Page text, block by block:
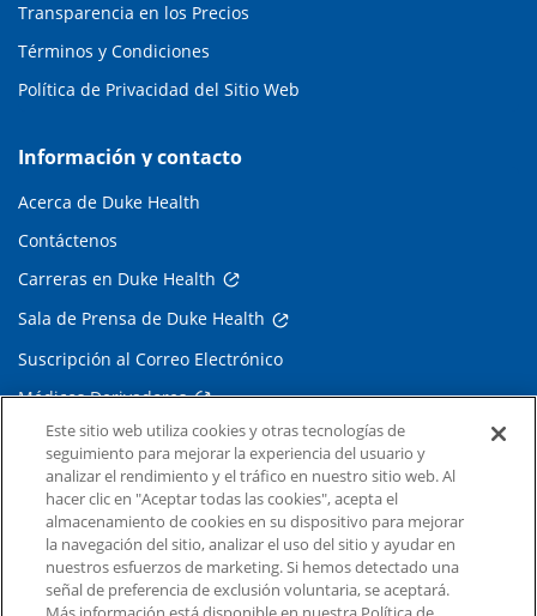
Transparencia en los Precios
Términos y Condiciones
Política de Privacidad del Sitio Web
Información y contacto
Acerca de Duke Health
Contáctenos
Carreras en Duke Health
Sala de Prensa de Duke Health
Suscripción al Correo Electrónico
Médicos Derivadores
Enlaces relacionados
Duke Cancer Institute
Duke Children's
Duke School of Medicine
Este sitio web utiliza cookies y otras tecnologías de
seguimiento para mejorar la experiencia del usuario y
analizar el rendimiento y el tráfico en nuestro sitio web. Al
hacer clic en "Aceptar todas las cookies", acepta el
almacenamiento de cookies en su dispositivo para mejorar
la navegación del sitio, analizar el uso del sitio y ayudar en
nuestros esfuerzos de marketing. Si hemos detectado una
señal de preferencia de exclusión voluntaria, se aceptará.